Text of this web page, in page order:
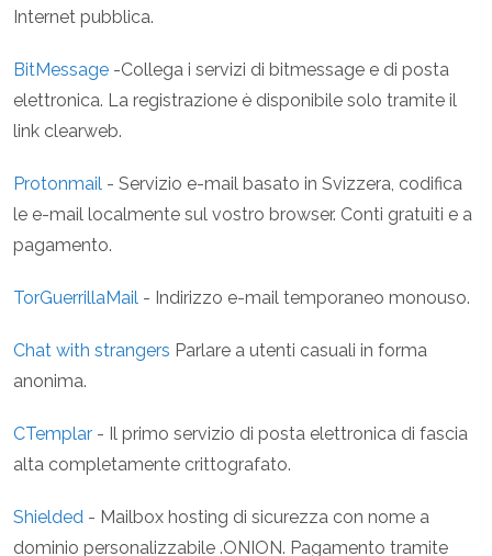
Internet pubblica.
BitMessage -Collega i servizi di bitmessage e di posta
elettronica. La registrazione è disponibile solo tramite il
link clearweb.
Protonmail - Servizio e-mail basato in Svizzera, codifica
le e-mail localmente sul vostro browser. Conti gratuiti e a
pagamento.
TorGuerrillaMail - Indirizzo e-mail temporaneo monouso.
Chat with strangers Parlare a utenti casuali in forma
anonima.
CTemplar - Il primo servizio di posta elettronica di fascia
alta completamente crittografato.
Shielded - Mailbox hosting di sicurezza con nome a
dominio personalizzabile .ONION. Pagamento tramite